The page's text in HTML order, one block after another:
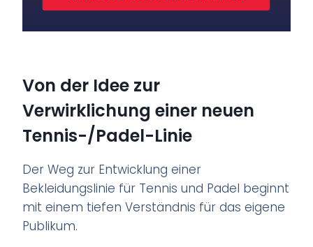
Von der Idee zur
Verwirklichung einer neuen
Tennis-/Padel-Linie
Der Weg zur Entwicklung einer
Bekleidungslinie für Tennis und Padel beginnt
mit einem tiefen Verständnis für das eigene
Publikum.